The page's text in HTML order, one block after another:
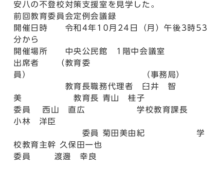
安八の不登校対策支援室を見学した。
前回教育委員会定例会議録
開催日時 令和4年10月24日（月）午後3時53
分から
開催場所 中央公民館 1階中会議室
出席者 （教育委
員） （事務局）
教育長職務代理者 臼井 智
美 教育長 青山 桂子
委員 西山 直広 学校教育課長
小林 洋臣
委員 菊田美由紀 学
校教育主幹 久保田一也
委員 渡邊 幸良